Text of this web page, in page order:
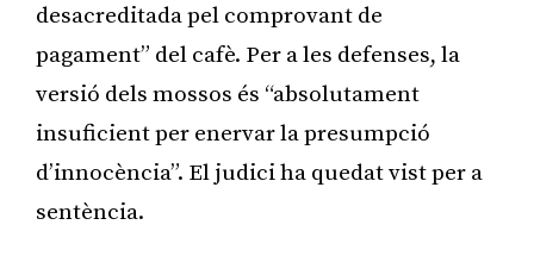
desacreditada pel comprovant de
pagament” del cafè. Per a les defenses, la
versió dels mossos és “absolutament
insuficient per enervar la presumpció
d’innocència”. El judici ha quedat vist per a
sentència.